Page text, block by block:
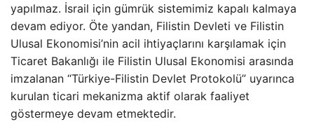
yapılmaz. İsrail için gümrük sistemimiz kapalı kalmaya
devam ediyor. Öte yandan, Filistin Devleti ve Filistin
Ulusal Ekonomisi’nin acil ihtiyaçlarını karşılamak için
Ticaret Bakanlığı ile Filistin Ulusal Ekonomisi arasında
imzalanan “Türkiye-Filistin Devlet Protokolü” uyarınca
kurulan ticari mekanizma aktif olarak faaliyet
göstermeye devam etmektedir.